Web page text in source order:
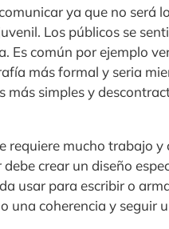
ya que no será
Los públicos se
Es común por ejemplo
más formal y seria
simples y
requiere mucho trabajo
crear un diseño
usar para escribir o
una coherencia y seguir